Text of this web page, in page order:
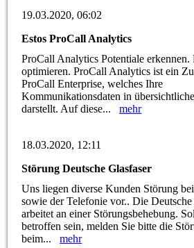
19.03.2020, 06:02
Estos ProCall Analytics
ProCall Analytics Potentiale erkennen.
optimieren. ProCall Analytics ist ein
ProCall Enterprise, welches Ihre
Kommunikationsdaten in
darstellt. Auf diese...mehr
18.03.2020, 12:11
Störung Deutsche Glasfaser
Uns liegen diverse Kunden Störung
sowie der Telefonie vor.. Die Deutsche
arbeitet an einer Störungsbehebung.
betroffen sein, melden Sie bitte die
beim...mehr